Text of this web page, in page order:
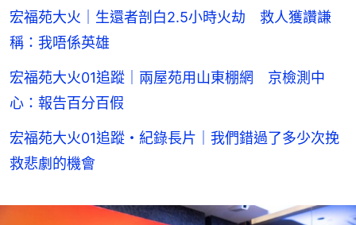
宏福苑大火｜生還者剖白2.5小時火劫 救人獲讚謙
稱：我唔係英雄
宏福苑大火01追蹤｜兩屋苑用山東棚網 京檢測中
心：報告百分百假
宏福苑大火01追蹤・紀錄長片｜我們錯過了多少次挽
救悲劇的機會